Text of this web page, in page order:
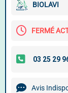
BIOLAVI
FERMÉ
Avis